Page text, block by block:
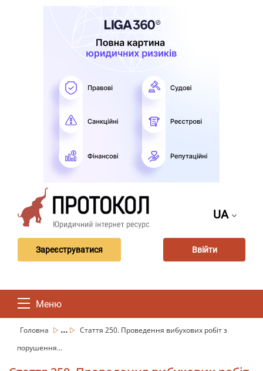
UA
Зареєструватися Ввійти
Меню
Головна ...
Стаття 250. Проведення вибухових робіт з
порушення...